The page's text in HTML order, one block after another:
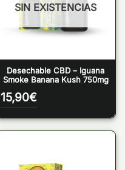
SIN EXISTENCIAS
Desechable CBD – Iguana
Smoke Banana Kush 750mg
15,90€